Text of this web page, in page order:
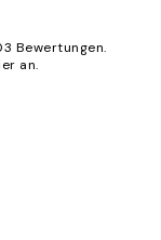
Bewertungen.
an.